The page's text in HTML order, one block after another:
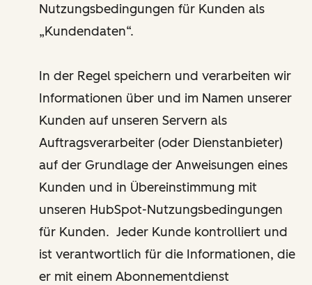
Nutzungsbedingungen für Kunden als
„Kundendaten“.
In der Regel speichern und verarbeiten wir
Informationen über und im Namen unserer
Kunden auf unseren Servern als
Auftragsverarbeiter (oder Dienstanbieter)
auf der Grundlage der Anweisungen eines
Kunden und in Übereinstimmung mit
unseren HubSpot-Nutzungsbedingungen
für Kunden. Jeder Kunde kontrolliert und
ist verantwortlich für die Informationen, die
er mit einem Abonnementdienst